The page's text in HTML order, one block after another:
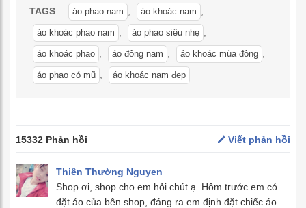
TAGS áo phao nam áo khoác nam
áo khoác phao nam áo phao siêu nhẹ
áo khoác phao áo đông nam áo khoác mùa đông
áo phao có mũ áo khoác nam đẹp
15332 Phản hồi Viết phản hồi
Thiên Thường Nguyen
Shop ơi, shop cho em hỏi chút ạ. Hôm trước em có
đặt áo của bên shop, đáng ra em định đặt chiếc áo